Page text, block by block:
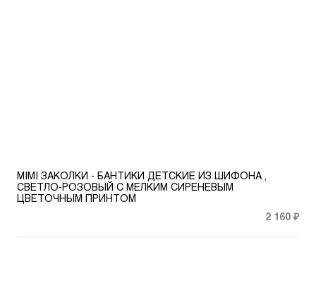
MIMI ЗАКОЛКИ - БАНТИКИ ДЕТСКИЕ ИЗ ШИФОНА ,
СВЕТЛО-РОЗОВЫЙ С МЕЛКИМ СИРЕНЕВЫМ
ЦВЕТОЧНЫМ ПРИНТОМ
2 160 ₽